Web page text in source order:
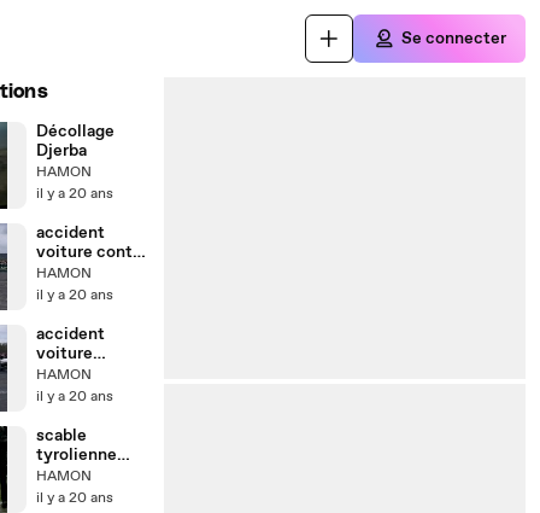
Se connecter
Décollage
Djerba
HAMON
il y a 20 ans
accident
voiture contre
voiture
HAMON
il y a 20 ans
accident
voiture
scooter
HAMON
il y a 20 ans
scable
tyrolienne
400m 100
km/h
HAMON
il y a 20 ans